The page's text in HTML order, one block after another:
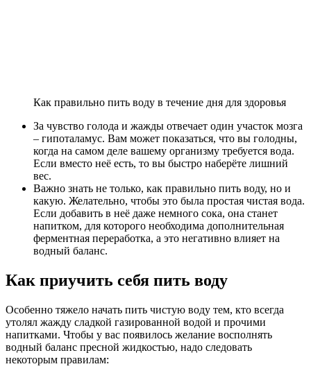
Как правильно пить воду в течение дня для здоровья
За чувство голода и жажды отвечает один участок мозга
– гипоталамус. Вам может показаться, что вы голодны,
когда на самом деле вашему организму требуется вода.
Если вместо неё есть, то вы быстро наберёте лишний
вес.
Важно знать не только, как правильно пить воду, но и
какую. Желательно, чтобы это была простая чистая вода.
Если добавить в неё даже немного сока, она станет
напитком, для которого необходима дополнительная
ферментная переработка, а это негативно влияет на
водный баланс.
Как приучить себя пить воду
Особенно тяжело начать пить чистую воду тем, кто всегда
утолял жажду сладкой газированной водой и прочими
напитками. Чтобы у вас появилось желание восполнять
водный баланс пресной жидкостью, надо следовать
некоторым правилам: